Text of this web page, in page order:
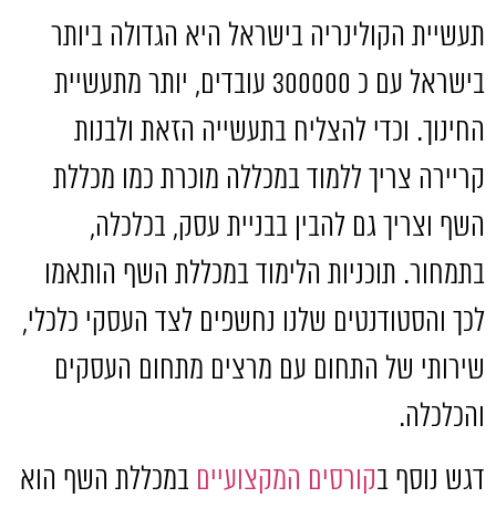
תעשיית הקולינריה בישראל היא הגדולה ביותר
בישראל עם כ
עובדים, יותר מתעשיית
החינוך. וכדי להצליח בתעשייה הזאת ולבנות
קריירה צריך ללמוד במכללה מוכרת כמו מכללת
השף וצריך גם להבין בבניית עסק, בכלכלה,
בתמחור. תוכניות הלימוד במכללת השף הותאמו
לכך והסטודנטים שלנו נחשפים לצד העסקי כלכלי,
שירותי של התחום עם מרצים מתחום העסקים
והכלכלה.
דגש נוסף בקורסים המקצועיים במכללת השף הוא